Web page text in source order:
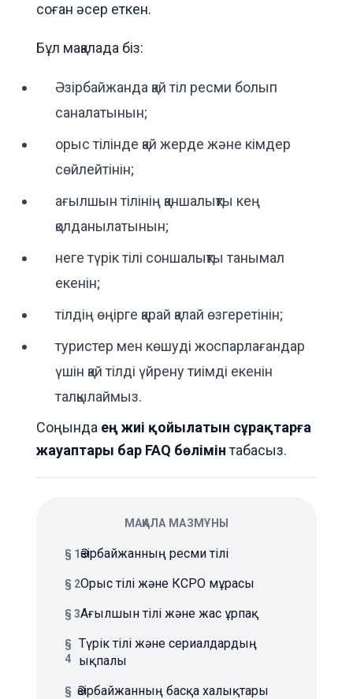
соған әсер еткен.
Бұл мақалада біз:
Әзірбайжанда қай тіл ресми болып
саналатынын;
орыс тілінде қай жерде және кімдер
сөйлейтінін;
ағылшын тілінің қаншалықты кең
қолданылатынын;
неге түрік тілі соншалықты танымал
екенін;
тілдің өңірге қарай қалай өзгеретінін;
туристер мен көшуді жоспарлағандар
үшін қай тілді үйрену тиімді екенін
талқылаймыз.
Соңында ең жиі қойылатын сұрақтарға
жауаптары бар FAQ бөлімінтабасыз.
МАҚАЛА МАЗМҰНЫ
§ 1Әзірбайжанның ресми тілі
§ 2Орыс тілі және КСРО мұрасы
§ 3Ағылшын тілі және жас ұрпақ
§
4
Түрік тілі және сериалдардың
ықпалы
§ Әзірбайжанның басқа халықтары